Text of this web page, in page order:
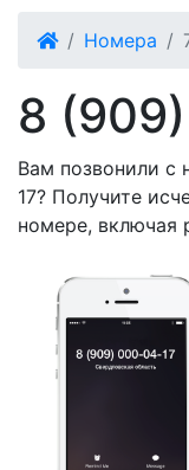
Номера
8
Вам позвонили с
17? Получите
номере, включая